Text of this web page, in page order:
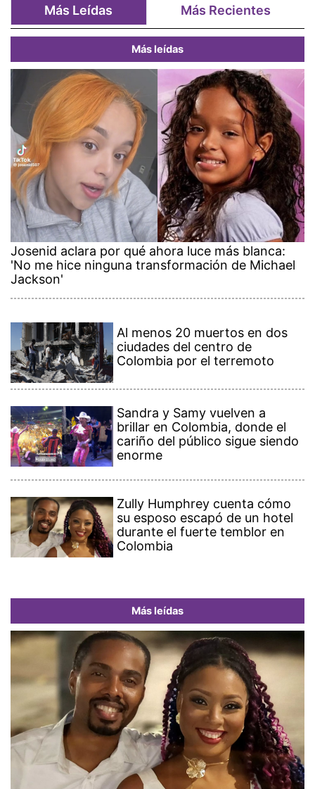
Más Leídas Más Recientes
Más leídas
Josenid aclara por qué ahora luce más blanca:
'No me hice ninguna transformación de Michael
Jackson'
Al menos 20 muertos en dos
ciudades del centro de
Colombia por el terremoto
Sandra y Samy vuelven a
brillar en Colombia, donde el
cariño del público sigue siendo
enorme
Zully Humphrey cuenta cómo
su esposo escapó de un hotel
durante el fuerte temblor en
Colombia
Más leídas